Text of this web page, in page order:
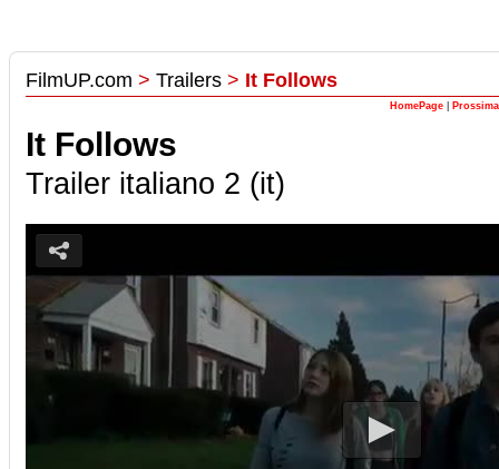
FilmUP.com > Trailers > It Follows
HomePage
It Follows
Trailer italiano 2 (it)